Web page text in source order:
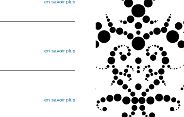
en savoir plus
en savoir plus
en savoir plus